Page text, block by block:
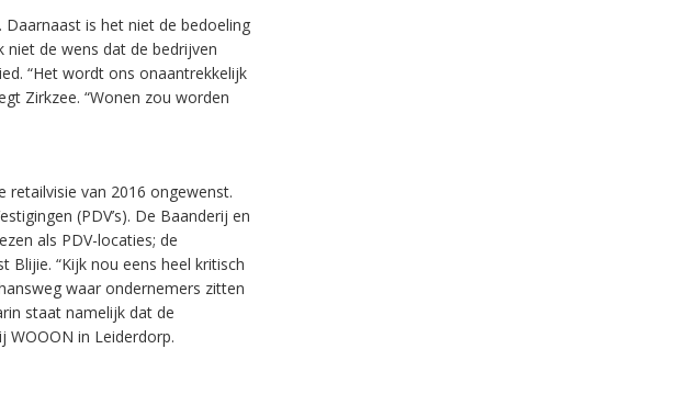
is het niet de bedoeling
de wens dat de bedrijven
“Het wordt ons onaantrekkelijk
Zirkzee. “Wonen zou worden
retailvisie van 2016 ongewenst.
(PDV’s). De Baanderij en
als PDV-locaties; de
“Kijk nou eens heel kritisch
waar ondernemers zitten
staat namelijk dat de
WOOON in Leiderdorp.